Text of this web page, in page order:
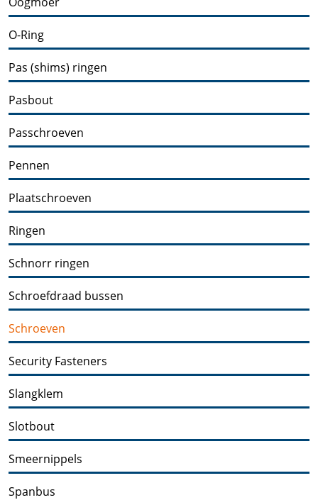
O-Ring
Pas (shims) ringen
Pasbout
Passchroeven
Pennen
Plaatschroeven
Ringen
Schnorr ringen
Schroefdraad bussen
Schroeven
Security Fasteners
Slangklem
Slotbout
Smeernippels
Spanbus